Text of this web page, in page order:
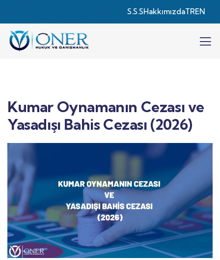
S.S.SHakkımızdaTREN
Kumar Oynamanın Cezası ve
Yasadışı Bahis Cezası (2026)